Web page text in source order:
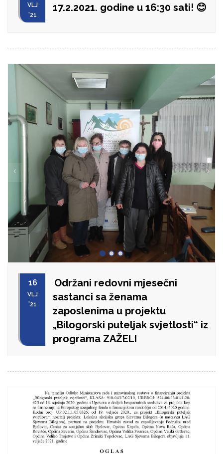
VLJ
'21
17.2.2021. godine u 16:30 sati! 😊
16
VLJ
'21
Održani redovni mjesečni
sastanci sa ženama
zaposlenima u projektu
„Bilogorski puteljak svjetlosti“ iz
programa ZAŽELI